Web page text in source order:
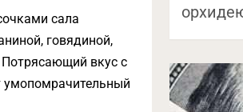
сала
говядиной,
вкус с
умопомрачительный